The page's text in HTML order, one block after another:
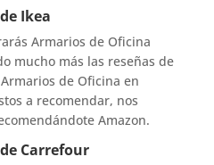
Ikea
Armarios de Oficina
mucho más las reseñas de
de Oficina en
a recomendar, nos
Amazon.
Carrefour